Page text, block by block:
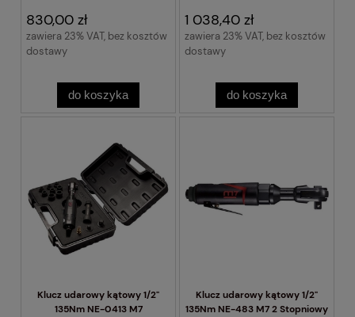
830,00 zł
zawiera 23% VAT, bez kosztów
dostawy
do koszyka
1 038,40 zł
zawiera 23% VAT, bez kosztów
dostawy
do koszyka
Klucz udarowy kątowy 1/2"
135Nm NE-0413 M7
Klucz udarowy kątowy 1/2"
135Nm NE-483 M7 2 Stopniowy